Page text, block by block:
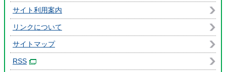
サイト利用案内
リンクについて
サイトマップ
RSS